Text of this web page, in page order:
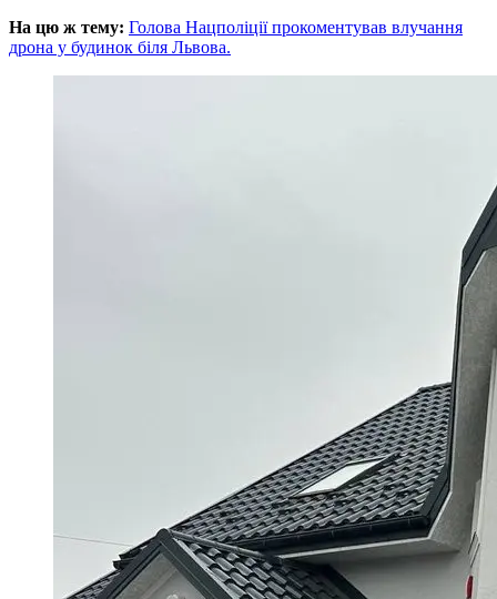
На цю ж тему: Голова Нацполіції прокоментував влучання
дрона у будинок біля Львова.